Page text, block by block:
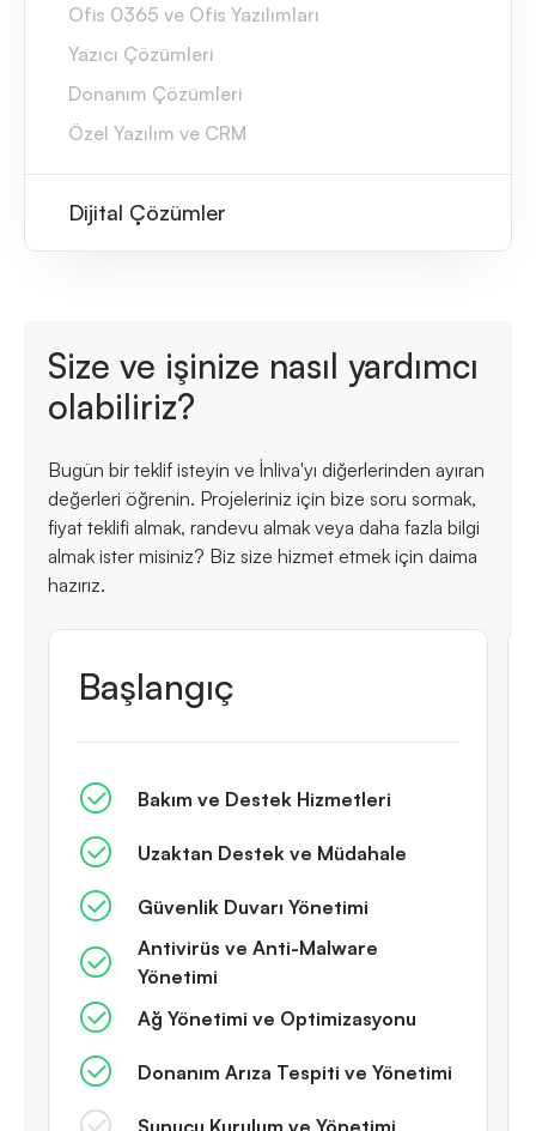
Ofis 0365 ve Ofis Yazılımları
Yazıcı Çözümleri
Donanım Çözümleri
Özel Yazılım ve CRM
Dijital Çözümler
Size ve işinize nasıl yardımcı
olabiliriz?
Bugün bir teklif isteyin ve İnliva'yı diğerlerinden ayıran
değerleri öğrenin. Projeleriniz için bize soru sormak,
fiyat teklifi almak, randevu almak veya daha fazla bilgi
almak ister misiniz? Biz size hizmet etmek için daima
hazırız.
Başlangıç
Bakım ve Destek Hizmetleri
Uzaktan Destek ve Müdahale
Güvenlik Duvarı Yönetimi
Antivirüs ve Anti-Malware
Yönetimi
Ağ Yönetimi ve Optimizasyonu
Donanım Arıza Tespiti ve Yönetimi
Sunucu Kurulum ve Yönetimi